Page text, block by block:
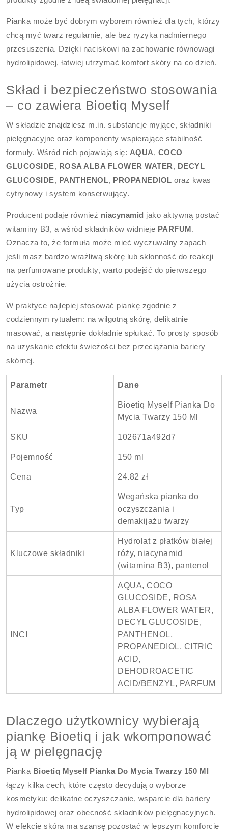
Pianka może być dobrym wyborem również dla tych, którzy
chcą myć twarz regularnie, ale bez ryzyka nadmiernego
przesuszenia. Dzięki naciskowi na zachowanie równowagi
hydrolipidowej, łatwiej utrzymać komfort skóry na co dzień.
Skład i bezpieczeństwo stosowania
– co zawiera Bioetiq Myself
W składzie znajdziesz m.in. substancje myjące, składniki
pielęgnacyjne oraz komponenty wspierające stabilność
formuły. Wśród nich pojawiają się: AQUA, COCO
GLUCOSIDE, ROSA ALBA FLOWER WATER, DECYL
GLUCOSIDE, PANTHENOL, PROPANEDIOL oraz kwas
cytrynowy i system konserwujący.
Producent podaje również niacynamid jako aktywną postać
witaminy B3, a wśród składników widnieje PARFUM.
Oznacza to, że formuła może mieć wyczuwalny zapach –
jeśli masz bardzo wrażliwą skórę lub skłonność do reakcji
na perfumowane produkty, warto podejść do pierwszego
użycia ostrożnie.
W praktyce najlepiej stosować piankę zgodnie z
codziennym rytuałem: na wilgotną skórę, delikatnie
masować, a następnie dokładnie spłukać. To prosty sposób
na uzyskanie efektu świeżości bez przeciążania bariery
skórnej.
Parametr Dane
Nazwa
Bioetiq Myself Pianka Do
Mycia Twarzy 150 Ml
SKU 102671a492d7
Pojemność 150 ml
Cena 24.82 zł
Typ
Wegańska pianka do
oczyszczania i
demakijażu twarzy
Kluczowe składniki
Hydrolat z płatków białej
róży, niacynamid
(witamina B3), pantenol
INCI
AQUA, COCO
GLUCOSIDE, ROSA
ALBA FLOWER WATER,
DECYL GLUCOSIDE,
PANTHENOL,
PROPANEDIOL, CITRIC
ACID,
DEHODROACETIC
ACID/BENZYL, PARFUM
Dlaczego użytkownicy wybierają
piankę Bioetiq i jak wkomponować
ją w pielęgnację
Pianka Bioetiq Myself Pianka Do Mycia Twarzy 150 Ml
łączy kilka cech, które często decydują o wyborze
kosmetyku: delikatne oczyszczanie, wsparcie dla bariery
hydrolipidowej oraz obecność składników pielęgnacyjnych.
W efekcie skóra ma szansę pozostać w lepszym komforcie